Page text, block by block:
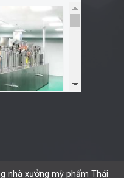
nhà xưởng mỹ phẩm Thái